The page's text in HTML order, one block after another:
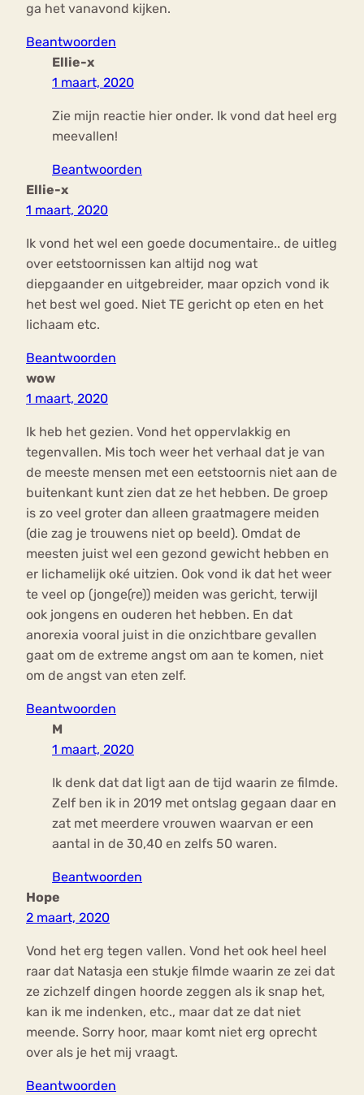
ga het vanavond kijken.
Beantwoorden
Ellie-x
1 maart, 2020
Zie mijn reactie hier onder. Ik vond dat heel erg
meevallen!
Beantwoorden
Ellie-x
1 maart, 2020
Ik vond het wel een goede documentaire.. de uitleg
over eetstoornissen kan altijd nog wat
diepgaander en uitgebreider, maar opzich vond ik
het best wel goed. Niet TE gericht op eten en het
lichaam etc.
Beantwoorden
wow
1 maart, 2020
Ik heb het gezien. Vond het oppervlakkig en
tegenvallen. Mis toch weer het verhaal dat je van
de meeste mensen met een eetstoornis niet aan de
buitenkant kunt zien dat ze het hebben. De groep
is zo veel groter dan alleen graatmagere meiden
(die zag je trouwens niet op beeld). Omdat de
meesten juist wel een gezond gewicht hebben en
er lichamelijk oké uitzien. Ook vond ik dat het weer
te veel op (jonge(re)) meiden was gericht, terwijl
ook jongens en ouderen het hebben. En dat
anorexia vooral juist in die onzichtbare gevallen
gaat om de extreme angst om aan te komen, niet
om de angst van eten zelf.
Beantwoorden
M
1 maart, 2020
Ik denk dat dat ligt aan de tijd waarin ze filmde.
Zelf ben ik in 2019 met ontslag gegaan daar en
zat met meerdere vrouwen waarvan er een
aantal in de 30,40 en zelfs 50 waren.
Beantwoorden
Hope
2 maart, 2020
Vond het erg tegen vallen. Vond het ook heel heel
raar dat Natasja een stukje filmde waarin ze zei dat
ze zichzelf dingen hoorde zeggen als ik snap het,
kan ik me indenken, etc., maar dat ze dat niet
meende. Sorry hoor, maar komt niet erg oprecht
over als je het mij vraagt.
Beantwoorden